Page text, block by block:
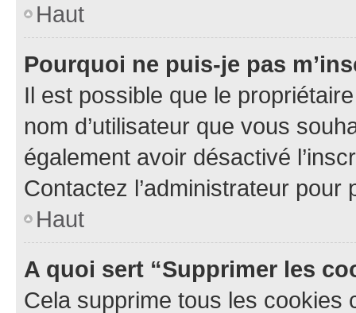
Haut
Pourquoi ne puis-je pas
Il est possible que le
nom d’utilisateur que vous
également avoir désactivé
Contactez l’administrateur
Haut
A quoi sert “Supprimer les
Cela supprime tous les cookies